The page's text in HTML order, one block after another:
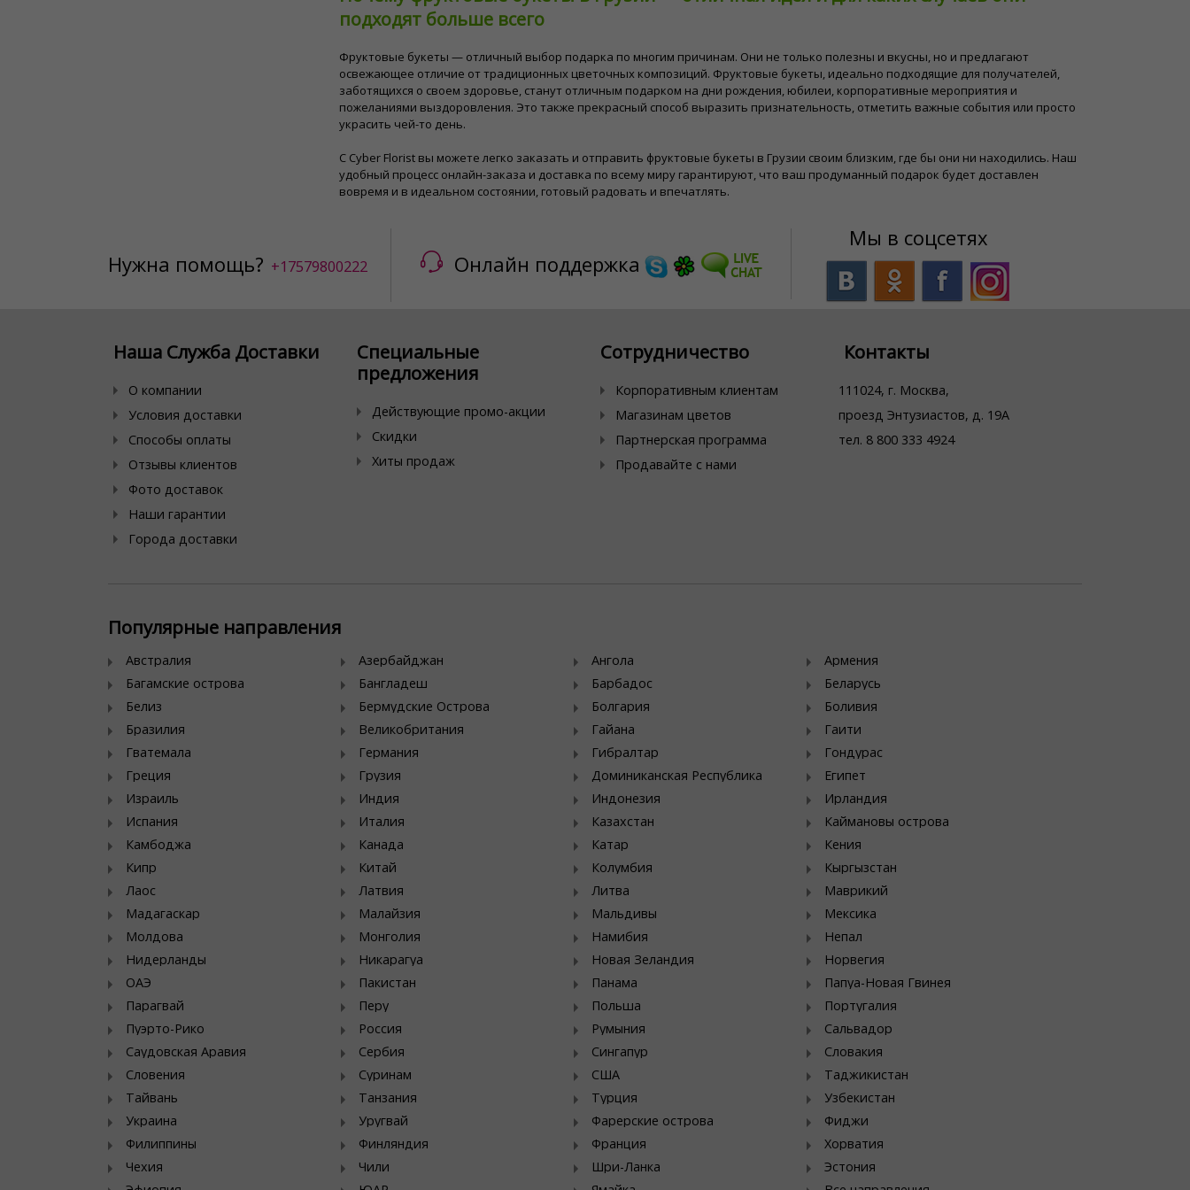
подходят больше всего
Фруктовые букеты — отличный выбор подарка по многим причинам. Они не только полезны и вкусны, но и предлагают
освежающее отличие от традиционных цветочных композиций. Фруктовые букеты, идеально подходящие для получателей,
заботящихся о своем здоровье, станут отличным подарком на дни рождения, юбилеи, корпоративные мероприятия и
пожеланиями выздоровления. Это также прекрасный способ выразить признательность, отметить важные события или просто
украсить чей-то день.
С Cyber ​​Florist вы можете легко заказать и отправить фруктовые букеты в Грузии своим близким, где бы они ни находились. Наш
удобный процесс онлайн-заказа и доставка по всему миру гарантируют, что ваш продуманный подарок будет доставлен
вовремя и в идеальном состоянии, готовый радовать и впечатлять.
Нужна помощь? +17579800222 Онлайн поддержка
Мы в соцсетях
Наша Служба Доставки
О компании
Условия доставки
Способы оплаты
Отзывы клиентов
Фото доставок
Наши гарантии
Города доставки
Специальные
предложения
Действующие промо-акции
Скидки
Хиты продаж
Сотрудничество
Корпоративным клиентам
Магазинам цветов
Партнерская программа
Продавайте с нами
Контакты
111024, г. Москва,
проезд Энтузиастов, д. 19А
тел. 8 800 333 4924
Популярные направления
Австралия Азербайджан Ангола
Армения
Багамские острова
Бангладеш Барбадос
Беларусь
Белиз
Бермудские Острова Болгария
Боливия
Бразилия
Великобритания Гайана
Гаити
Гватемала
Германия Гибралтар
Гондурас
Греция
Грузия Доминиканская Республика
Египет
Израиль
Индия Индонезия
Ирландия
Испания
Италия Казахстан
Каймановы острова
Камбоджа
Канада Катар
Кения
Кипр
Китай Колумбия
Кыргызстан
Лаос
Латвия Литва
Маврикий
Мадагаскар
Малайзия Мальдивы
Мексика
Молдова
Монголия Намибия
Непал
Нидерланды
Никарагуа Новая Зеландия
Норвегия
ОАЭ
Пакистан Панама
Папуа-Новая Гвинея
Парагвай
Перу Польша
Португалия
Пуэрто-Рико
Россия Румыния
Сальвадор
Саудовская Аравия
Сербия Сингапур
Словакия
Словения
Суринам США
Таджикистан
Тайвань
Танзания Турция
Узбекистан
Украина
Уругвай Фарерские острова
Фиджи
Филиппины
Финляндия Франция
Хорватия
Чехия
Чили Шри-Ланка
Эстония